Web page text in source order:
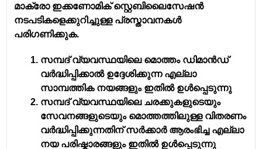
  പുത്തൻ സാമ്പത്തിക നയം
ഇന്ത്യയിൽ ഉദാരവൽക്കരണം,
സ്വകാര്യവൽക്കരണം, ആഗോളവൽക്കരണം
എന്നീ ആശയങ്ങൾ രൂപം കൊണ്ടത് 1991
ലാണ്.
പുത്തൻ സാമ്പത്തിക നയം നടപ്പിലാക്കിയ
സമയത്ത് ധനകാര്യവകുപ്പ് മന്ത്രിയാണ്
മാക്രോ ഇക്കണോമിക് സ്റ്റെബിലൈസേഷൻ
നടപടികളെക്കുറിച്ചുള്ള പ്രസ്താവനകൾ
പരിഗണിക്കുക.
സമ്പദ് വ്യവസ്ഥയിലെ മൊത്തം ഡിമാൻഡ്
വർദ്ധിപ്പിക്കാൽ ഉദ്ദേശിക്കുന്ന എല്ലാ
സാമ്പത്തിക നയങ്ങളും ഇതിൽ ഉൾപ്പെടുന്നു
സമ്പദ് വ്യവസ്ഥയിലെ ചരക്കുകളുടെയും
സേവനങ്ങളുടെയും മൊത്തത്തിലുള്ള വിതരണം
വർദ്ധിപ്പിക്കുന്നതിന് സർക്കാർ ആരംഭിച്ച എല്ലാ
നയ പരിഷ്കാരങ്ങളും ഇതിൽ ഉൾപ്പെടുന്നു